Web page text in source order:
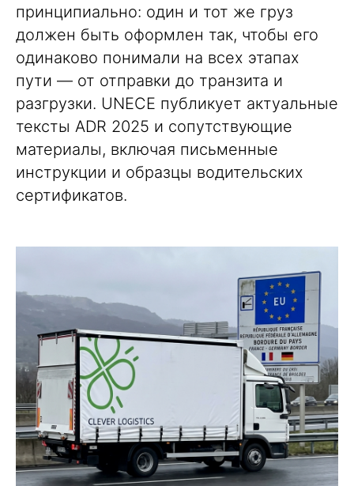
принципиально: один и тот же груз
должен быть оформлен так, чтобы его
одинаково понимали на всех этапах
пути — от отправки до транзита и
разгрузки. UNECE публикует актуальные
тексты ADR 2025 и сопутствующие
материалы, включая письменные
инструкции и образцы водительских
сертификатов.